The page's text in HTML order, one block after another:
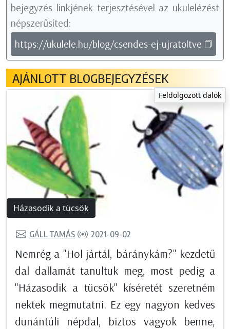
bejegyzés linkjének terjesztésével az ukulelézést
népszerűsíted:
https://ukulele.hu/blog/csendes-ej-ujratoltve
AJÁNLOTT BLOGBEJEGYZÉSEK
Feldolgozott dalok
Házasodik a tücsök
GÁLL TAMÁS 2021-09-02
Nemrég a "Hol jártál, báránykám?" kezdetű
dal dallamát tanultuk meg, most pedig a
"Házasodik a tücsök" kíséretét szeretném
nektek megmutatni. Ez egy nagyon kedves
dunántúli népdal, biztos vagyok benne,